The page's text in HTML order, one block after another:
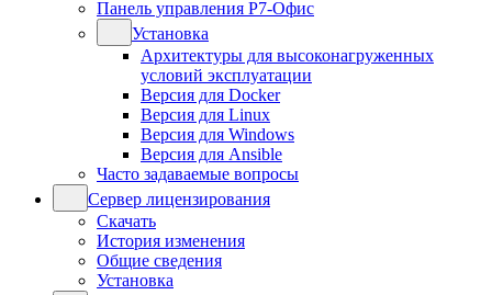
Панель управления Р7-Офис
Установка
Архитектуры для высоконагруженных
условий эксплуатации
Версия для Docker
Версия для Linux
Версия для Windows
Версия для Ansible
Часто задаваемые вопросы
Сервер лицензирования
Скачать
История изменения
Общие сведения
Установка